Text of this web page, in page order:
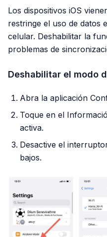
Los dispositivos iOS
restringe el uso de datos
celular. Deshabilitar la
problemas de
Deshabilitar el modo
Abra la aplicación
Toque en el
activa.
Desactive el
bajos.